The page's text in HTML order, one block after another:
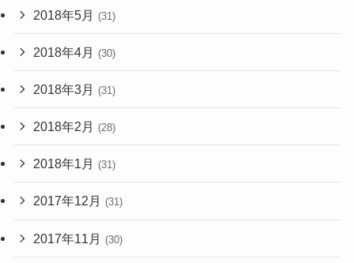
2018年5月 (31)
2018年4月 (30)
2018年3月 (31)
2018年2月 (28)
2018年1月 (31)
2017年12月 (31)
2017年11月 (30)